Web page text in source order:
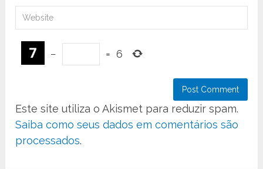
− = 6
Este site utiliza o Akismet para reduzir spam.
Saiba como seus dados em comentários são
processados.